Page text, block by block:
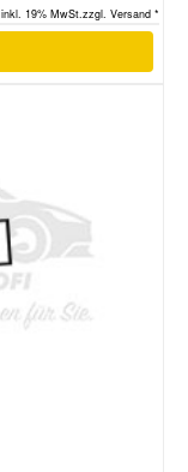
inkl. 19% MwSt.zzgl. Versand *